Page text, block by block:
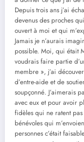
Depuis trois ans j’ai
devenus des proches
ouvert à moi et qui
Jamais je n’aurais
possible. Moi, qui était
voudrais faire partie
membre », j’ai
d’entre-aide et de
soupçonné. J’aimerais
avec eux et pour avoir
fidèles qui ne ratent
bénévoles qui
personnes c’était